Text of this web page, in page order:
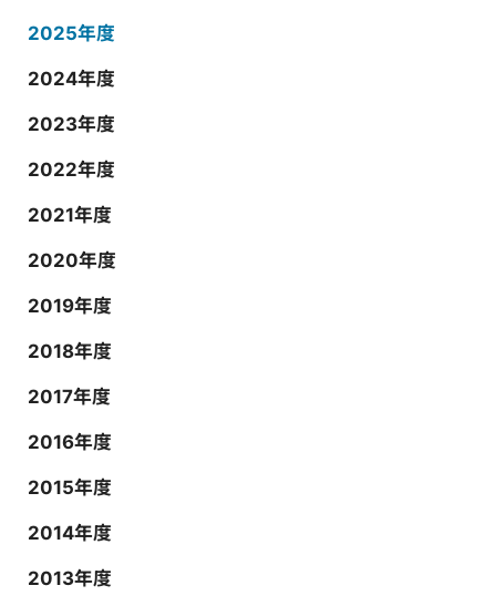
2025年度
2024年度
2023年度
2022年度
2021年度
2020年度
2019年度
2018年度
2017年度
2016年度
2015年度
2014年度
2013年度